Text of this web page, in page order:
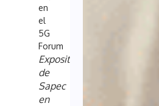
Expositor
de
Sapec
en